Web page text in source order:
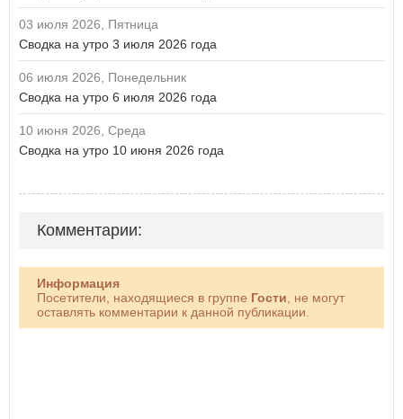
03 июля 2026, Пятница
Сводка на утро 3 июля 2026 года
06 июля 2026, Понедельник
Сводка на утро 6 июля 2026 года
10 июня 2026, Среда
Сводка на утро 10 июня 2026 года
Комментарии:
Информация
Посетители, находящиеся в группе Гости , не могут
оставлять комментарии к данной публикации.